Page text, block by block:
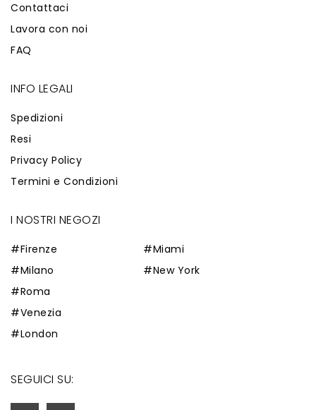
Contattaci
Lavora con noi
FAQ
INFO LEGALI
Spedizioni
Resi
Privacy Policy
Termini e Condizioni
I NOSTRI NEGOZI
#Firenze
#Milano
#Roma
#Venezia
#London
#Miami
#New York
SEGUICI SU: